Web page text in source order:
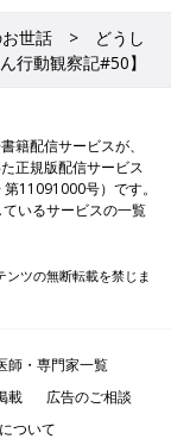
世話
どうし
行動観察記#50】
籍配信サービスが、
正規版配信サービス
11091000号）です。
いるサービスの一覧
ツの無断転載を禁じま
師・専門家一覧
載
広告のご相談
ついて